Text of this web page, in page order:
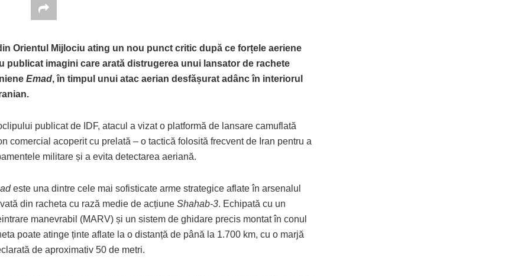
Orientul Mijlociu ating un nou punct critic după ce forțele aeriene
publicat imagini care arată distrugerea unui lansator de rachete
Emad, în timpul unui atac aerian desfășurat adânc în interiorul
publicat de IDF, atacul a vizat o platformă de lansare camuflată
comercial acoperit cu prelată – o tactică folosită frecvent de Iran pentru a
militare și a evita detectarea aeriană.
este una dintre cele mai sofisticate arme strategice aflate în arsenalul
din racheta cu rază medie de acțiune Shahab-3. Echipată cu un
manevrabil (MARV) și un sistem de ghidare precis montat în conul
poate atinge ținte aflate la o distanță de până la 1.700 km, cu o marjă
de aproximativ 50 de metri.